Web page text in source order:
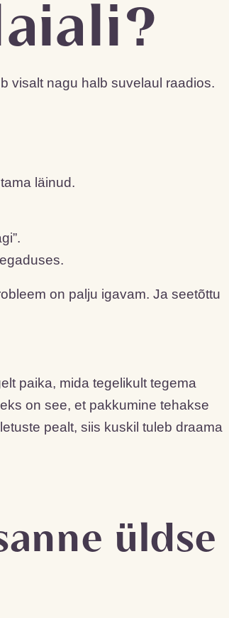
visalt nagu halb suvelaul raadios.
läinud.
on palju igavam. Ja seetõttu
paika, mida tegelikult tegema
on see, et pakkumine tehakse
pealt, siis kuskil tuleb draama
üldse